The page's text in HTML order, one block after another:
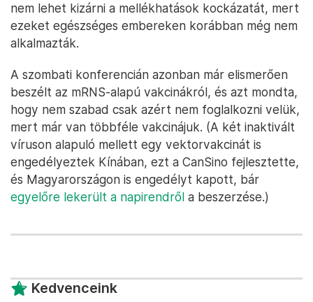
nem lehet kizárni a mellékhatások kockázatát, mert
ezeket egészséges embereken korábban még nem
alkalmazták.
A szombati konferencián azonban már elismerően
beszélt az mRNS-alapú vakcinákról, és azt mondta,
hogy nem szabad csak azért nem foglalkozni velük,
mert már van többféle vakcinájuk. (A két inaktivált
víruson alapuló mellett egy vektorvakcinát is
engedélyeztek Kínában, ezt a CanSino fejlesztette,
és Magyarországon is engedélyt kapott, bár
egyelőre lekerült a napirendről a beszerzése.)
Kedvenceink